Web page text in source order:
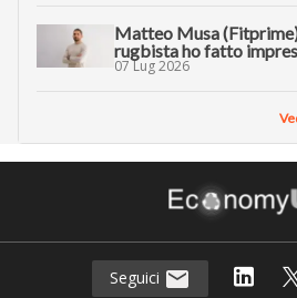
Matteo Musa
rugbista ho fatto
07 Lug 2026
Seguici